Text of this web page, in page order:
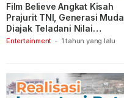
Entertainment - 1 tahun yang lalu
Film Believe Angkat Kisah
Prajurit TNI, Generasi Muda
Diajak Teladani Nilai
Keberanian